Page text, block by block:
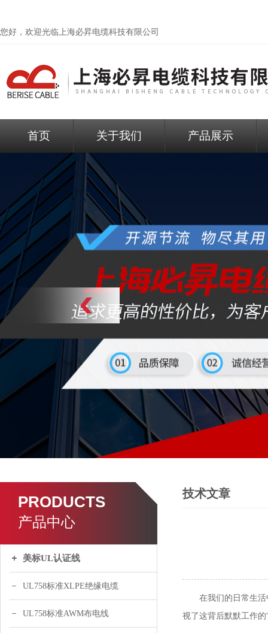
您好，欢迎光临上海必昇电缆科技有限公司
首页 关于我们 产品展示
PRODUCTS
产品中心
美标UL认证线
UL758标准XLPE绝缘电缆
UL758标准AWM布电线
技术文章
在我们的日常生活中
视了这背后默默工作